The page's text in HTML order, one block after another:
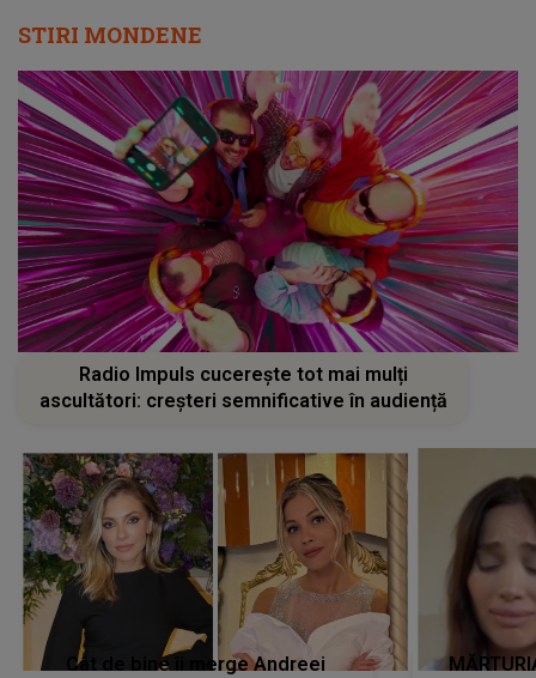
STIRI MONDENE
Radio Impuls cucerește tot mai mulți
ascultători: creșteri semnificative în audiență
Cât de bine îi merge Andreei